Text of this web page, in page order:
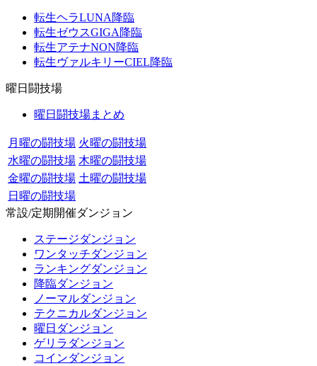
転生ヘラLUNA降臨
転生ゼウスGIGA降臨
転生アテナNON降臨
転生ヴァルキリーCIEL降臨
曜日闘技場
曜日闘技場まとめ
月曜の闘技場 火曜の闘技場
水曜の闘技場 木曜の闘技場
金曜の闘技場 土曜の闘技場
日曜の闘技場
常設/定期開催ダンジョン
ステージダンジョン
ワンタッチダンジョン
ランキングダンジョン
降臨ダンジョン
ノーマルダンジョン
テクニカルダンジョン
曜日ダンジョン
ゲリラダンジョン
コインダンジョン